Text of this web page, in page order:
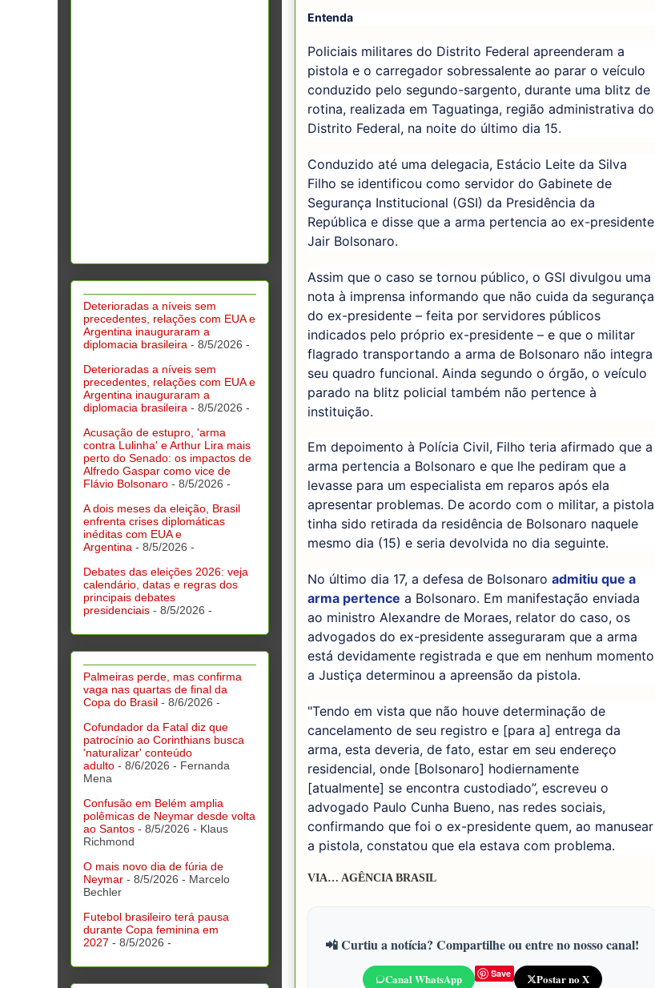
Entenda
Policiais militares do Distrito Federal apreenderam a
pistola e o carregador sobressalente ao parar o veículo
conduzido pelo segundo-sargento, durante uma blitz de
rotina, realizada em Taguatinga, região administrativa do
Distrito Federal, na noite do último dia 15.
Conduzido até uma delegacia, Estácio Leite da Silva
Filho se identificou como servidor do Gabinete de
Segurança Institucional (GSI) da Presidência da
República e disse que a arma pertencia ao ex-presidente
Jair Bolsonaro.
Assim que o caso se tornou público, o GSI divulgou uma
nota à imprensa informando que não cuida da segurança
do ex-presidente – feita por servidores públicos
indicados pelo próprio ex-presidente – e que o militar
flagrado transportando a arma de Bolsonaro não integra
seu quadro funcional. Ainda segundo o órgão, o veículo
parado na blitz policial também não pertence à
instituição.
Em depoimento à Polícia Civil, Filho teria afirmado que a
arma pertencia a Bolsonaro e que lhe pediram que a
levasse para um especialista em reparos após ela
apresentar problemas. De acordo com o militar, a pistola
tinha sido retirada da residência de Bolsonaro naquele
mesmo dia (15) e seria devolvida no dia seguinte.
No último dia 17, a defesa de Bolsonaro admitiu que a
arma pertence a Bolsonaro. Em manifestação enviada
ao ministro Alexandre de Moraes, relator do caso, os
advogados do ex-presidente asseguraram que a arma
está devidamente registrada e que em nenhum momento
a Justiça determinou a apreensão da pistola.
"Tendo em vista que não houve determinação de
cancelamento de seu registro e [para a] entrega da
arma, esta deveria, de fato, estar em seu endereço
residencial, onde [Bolsonaro] hodiernamente
[atualmente] se encontra custodiado”, escreveu o
advogado Paulo Cunha Bueno, nas redes sociais,
confirmando que foi o ex-presidente quem, ao manusear
a pistola, constatou que ela estava com problema.
VIA… AGÊNCIA BRASIL
📲 Curtiu a notícia? Compartilhe ou entre no nosso canal!
Canal WhatsApp Save Postar no X
Deterioradas a níveis sem
precedentes, relações com EUA e
Argentina inauguraram a
diplomacia brasileira - 8/5/2026 -
Deterioradas a níveis sem
precedentes, relações com EUA e
Argentina inauguraram a
diplomacia brasileira - 8/5/2026 -
Acusação de estupro, 'arma
contra Lulinha' e Arthur Lira mais
perto do Senado: os impactos de
Alfredo Gaspar como vice de
Flávio Bolsonaro - 8/5/2026 -
A dois meses da eleição, Brasil
enfrenta crises diplomáticas
inéditas com EUA e
Argentina - 8/5/2026 -
Debates das eleições 2026: veja
calendário, datas e regras dos
principais debates
presidenciais - 8/5/2026 -
Palmeiras perde, mas confirma
vaga nas quartas de final da
Copa do Brasil - 8/6/2026 -
Cofundador da Fatal diz que
patrocínio ao Corinthians busca
'naturalizar' conteúdo
adulto - 8/6/2026 - Fernanda
Mena
Confusão em Belém amplia
polêmicas de Neymar desde volta
ao Santos - 8/5/2026 - Klaus
Richmond
O mais novo dia de fúria de
Neymar - 8/5/2026 - Marcelo
Bechler
Futebol brasileiro terá pausa
durante Copa feminina em
2027 - 8/5/2026 -